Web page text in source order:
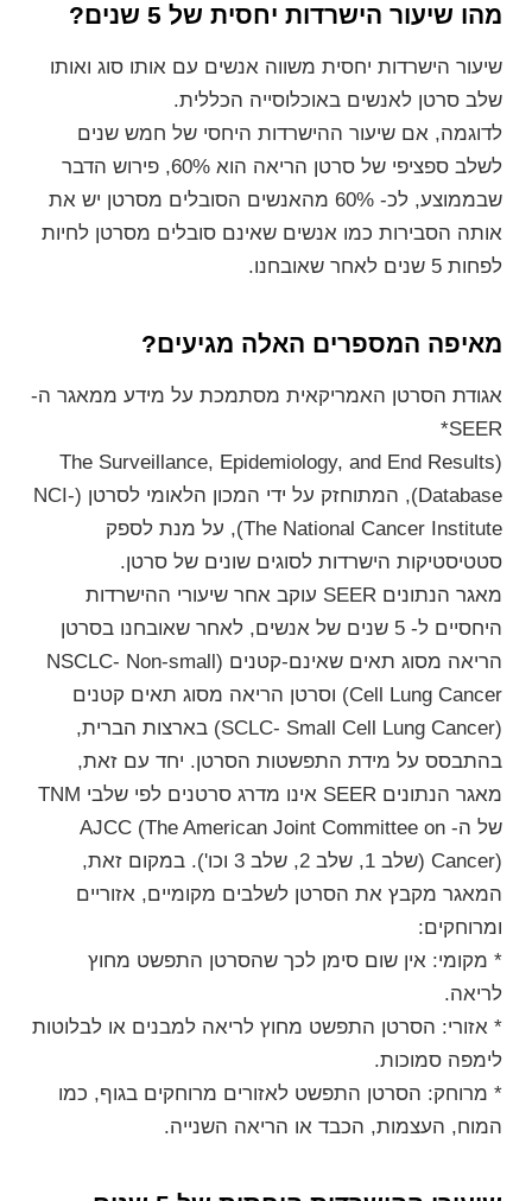
מהו שיעור הישרדות יחסית של 5 שנים?
שיעור הישרדות יחסית משווה אנשים עם אותו סוג ואותו
שלב סרטן לאנשים באוכלוסייה הכללית.
לדוגמה, אם שיעור ההישרדות היחסי של חמש שנים
לשלב ספציפי של סרטן הריאה הוא 60%, פירוש הדבר
שבממוצע, לכ- 60% מהאנשים הסובלים מסרטן יש את
אותה הסבירות כמו אנשים שאינם סובלים מסרטן לחיות
לפחות 5 שנים לאחר שאובחנו.
מאיפה המספרים האלה מגיעים?
אגודת הסרטן האמריקאית מסתמכת על מידע ממאגר ה-
SEER*
(The Surveillance, Epidemiology, and End Results
Database), המתוחזק על ידי המכון הלאומי לסרטן (NCI-
The National Cancer Institute), על מנת לספק
סטטיסטיקות הישרדות לסוגים שונים של סרטן.
מאגר הנתונים SEER עוקב אחר שיעורי ההישרדות
היחסיים ל- 5 שנים של אנשים, לאחר שאובחנו בסרטן
הריאה מסוג תאים שאינם-קטנים (NSCLC- Non-small
Cell Lung Cancer) וסרטן הריאה מסוג תאים קטנים
(SCLC- Small Cell Lung Cancer) בארצות הברית,
בהתבסס על מידת התפשטות הסרטן. יחד עם זאת,
מאגר הנתונים SEER אינו מדרג סרטנים לפי שלבי TNM
של ה- AJCC (The American Joint Committee on
Cancer) (שלב 1, שלב 2, שלב 3 וכו'). במקום זאת,
המאגר מקבץ את הסרטן לשלבים מקומיים, אזוריים
ומרוחקים:
* מקומי: אין שום סימן לכך שהסרטן התפשט מחוץ
לריאה.
* אזורי: הסרטן התפשט מחוץ לריאה למבנים או לבלוטות
לימפה סמוכות.
* מרוחק: הסרטן התפשט לאזורים מרוחקים בגוף, כמו
המוח, העצמות, הכבד או הריאה השנייה.